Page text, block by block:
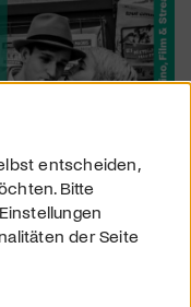
entscheiden,
Bitte
der Seite